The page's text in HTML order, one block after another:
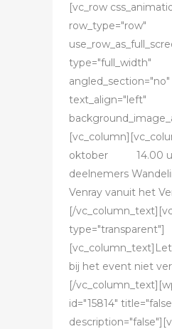
[vc_row
row_type="row"
type="full_width"
angled_section="no"
text_align="left"
oktober 14.00
deelnemers
Venray vanuit het
[/
type="transparent"]
bij het event niet
[/
id="15814"